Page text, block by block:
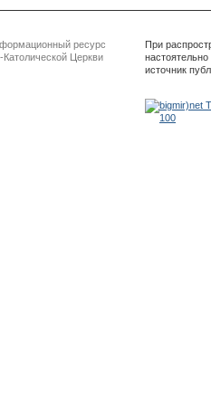
ресурс
Католической Церкви
При
источник